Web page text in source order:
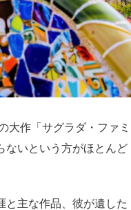
大作「サグラダ・ファミ
ないという方がほとんど
と主な作品、彼が遺した